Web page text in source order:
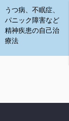
うつ病、不眠症、
パニック障害など
精神疾患の自己治
療法